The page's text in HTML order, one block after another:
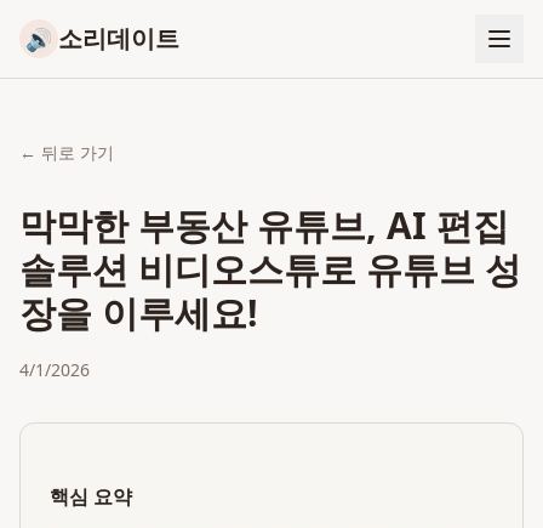
🔊 소리데이트
← 뒤로 가기
막막한 부동산 유튜브, AI 편집
솔루션 비디오스튜로 유튜브 성
장을 이루세요!
4/1/2026
핵심 요약